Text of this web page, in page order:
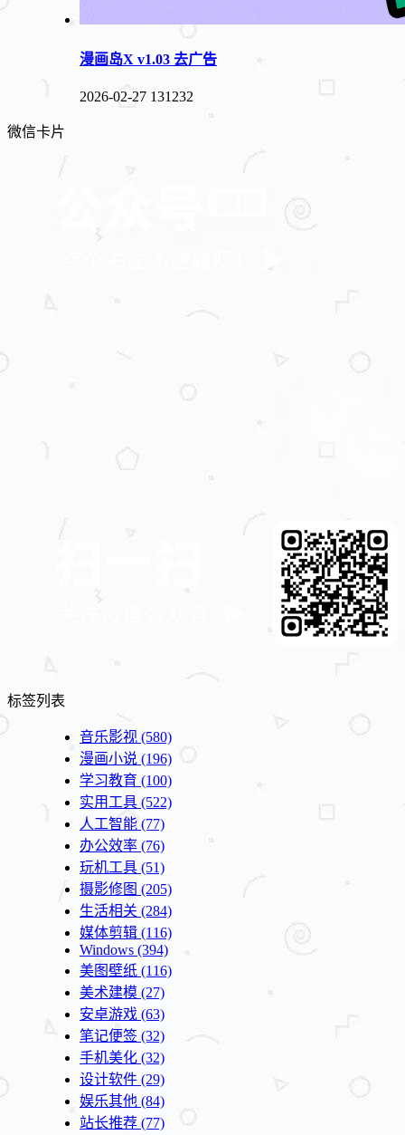
漫画岛X v1.03 去广告
2026-02-27 131232
微信卡片
标签列表
音乐影视 (580)
漫画小说 (196)
学习教育 (100)
实用工具 (522)
人工智能 (77)
办公效率 (76)
玩机工具 (51)
摄影修图 (205)
生活相关 (284)
媒体剪辑 (116)
Windows (394)
美图壁纸 (116)
美术建模 (27)
安卓游戏 (63)
笔记便签 (32)
手机美化 (32)
设计软件 (29)
娱乐其他 (84)
站长推荐 (77)